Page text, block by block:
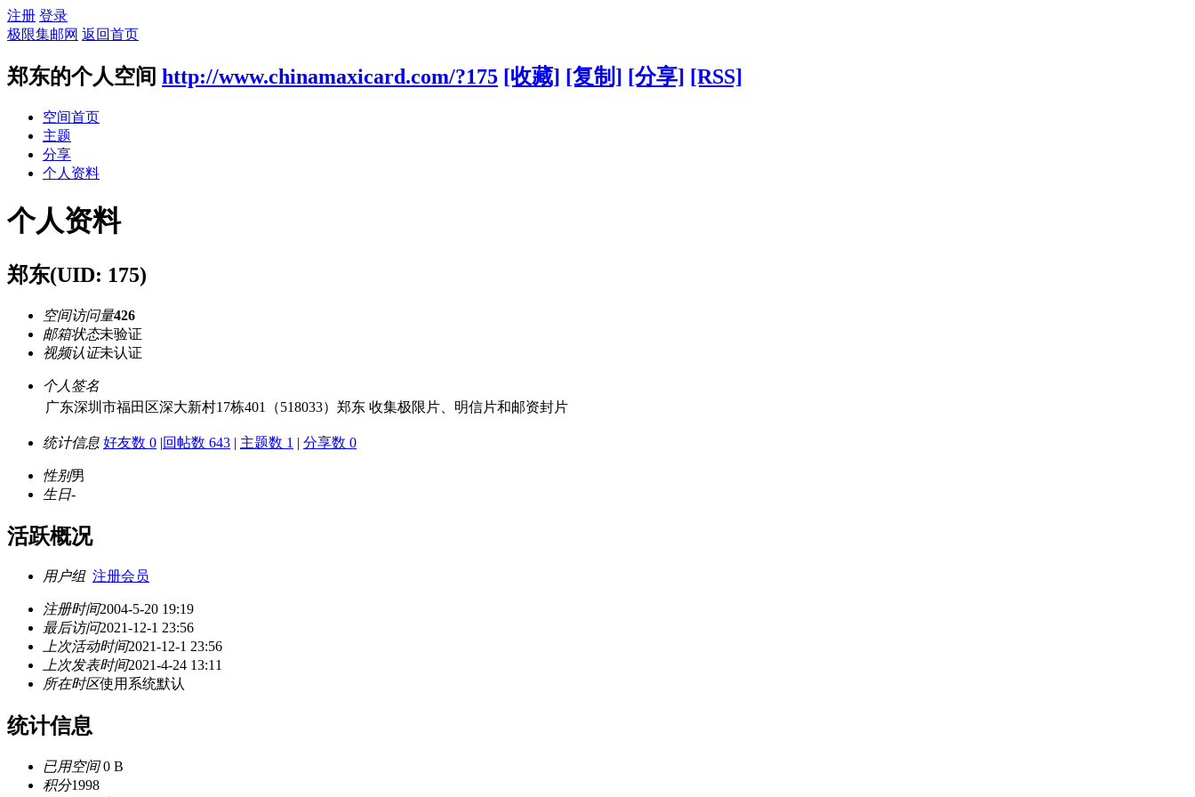
注册 登录
极限集邮网 返回首页
郑东的个人空间 http://www.chinamaxicard.com/?175 [收藏] [复制] [分享] [RSS]
空间首页
主题
分享
个人资料
个人资料
郑东(UID: 175)
空间访问量426
邮箱状态未验证
视频认证未认证
个人签名
广东深圳市福田区深大新村17栋401（518033）郑东 收集极限片、明信片和邮资封片
统计信息 好友数 0 |回帖数 643 | 主题数 1 | 分享数 0
性别男
生日-
活跃概况
用户组 注册会员
注册时间2004-5-20 19:19
最后访问2021-12-1 23:56
上次活动时间2021-12-1 23:56
上次发表时间2021-4-24 13:11
所在时区使用系统默认
统计信息
已用空间0 B
积分1998